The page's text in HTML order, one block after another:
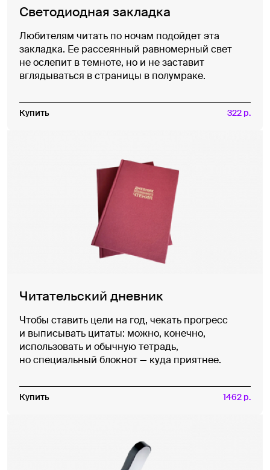
Светодиодная закладка
Любителям читать по ночам подойдет эта
закладка. Ее рассеянный равномерный свет
не ослепит в темноте, но и не заставит
вглядываться в страницы в полумраке.
Купить 322 р.
Читательский дневник
Чтобы ставить цели на год, чекать прогресс
и выписывать цитаты: можно, конечно,
использовать и обычную тетрадь,
но специальный блокнот — куда приятнее.
Купить 1462 р.